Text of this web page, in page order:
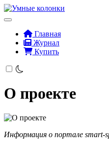
Главная
Журнал
Купить
О проекте
Информация о портале smart-